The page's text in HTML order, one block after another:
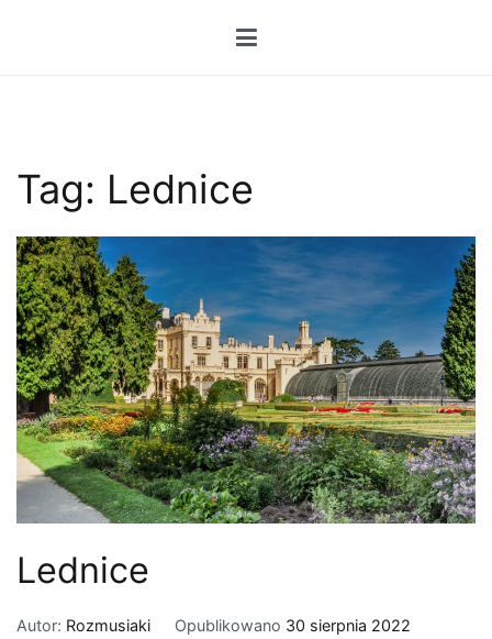
Tag: Lednice
Lednice
Autor: Rozmusiaki Opublikowano 30 sierpnia 2022